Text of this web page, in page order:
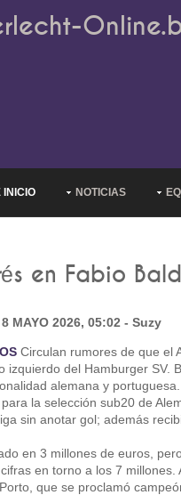
INICIO NOTICIAS
en Fabio
8 MAYO 2026, 05:02 - Suzy
Circulan rumores de que el
izquierdo del Hamburger SV.
alemana y
la selección sub20 de
sin anotar gol; además
en 3 millones de euros,
en torno a los 7
que se proclamó